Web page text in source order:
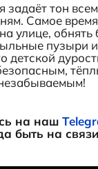
задаёт тон
Самое
улице, обнять
пузыри
детской
на наш
быть на